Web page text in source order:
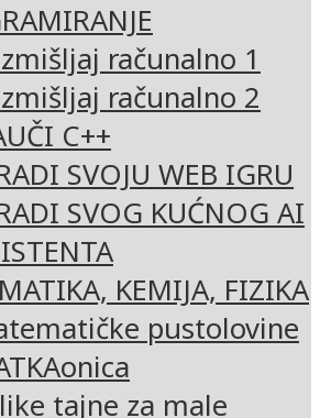
računalno 1
računalno 2
C++
SVOJU WEB IGRU
SVOG KUĆNOG AI
KEMIJA, FIZIKA
pustolovine
tajne za male